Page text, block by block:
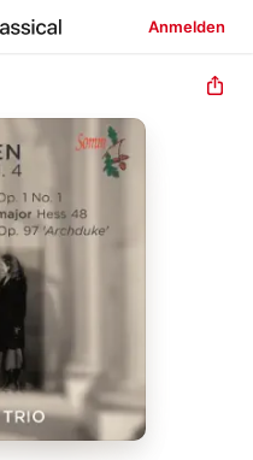
Anmelden